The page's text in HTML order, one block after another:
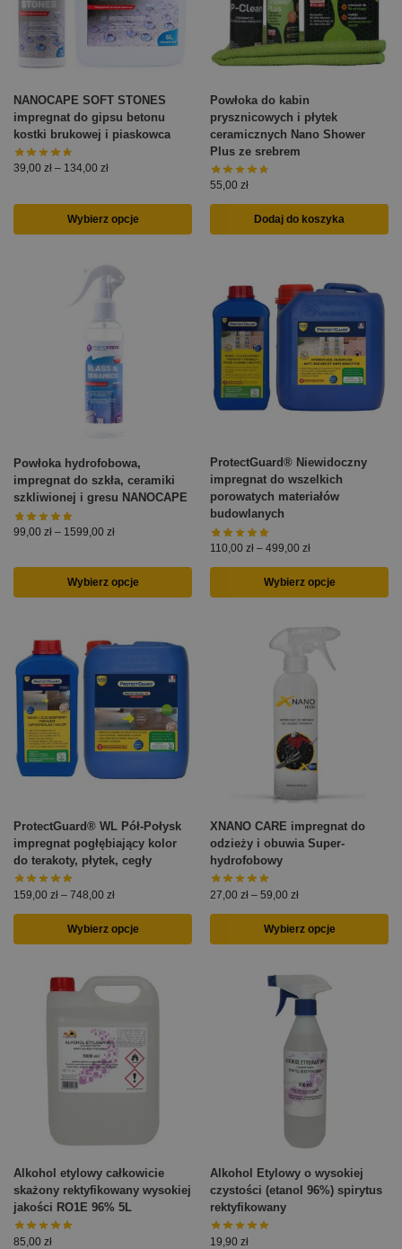
NANOCAPE SOFT STONES
impregnat do gipsu betonu
kostki brukowej i piaskowca
39,00 zł – 134,00 zł
Wybierz opcje
Powłoka do kabin
prysznicowych i płytek
ceramicznych Nano Shower
Plus ze srebrem
55,00 zł
Dodaj do koszyka
Powłoka hydrofobowa,
impregnat do szkła, ceramiki
szkliwionej i gresu NANOCAPE
99,00 zł – 1599,00 zł
Wybierz opcje
ProtectGuard® Niewidoczny
impregnat do wszelkich
porowatych materiałów
budowlanych
110,00 zł – 499,00 zł
Wybierz opcje
ProtectGuard® WL Pół-Połysk
impregnat pogłębiający kolor
do terakoty, płytek, cegły
159,00 zł – 748,00 zł
Wybierz opcje
XNANO CARE impregnat do
odzieży i obuwia Super-
hydrofobowy
27,00 zł – 59,00 zł
Wybierz opcje
Alkohol etylowy całkowicie
skażony rektyfikowany wysokiej
jakości RO1E 96% 5L
85,00 zł
Alkohol Etylowy o wysokiej
czystości (etanol 96%) spirytus
rektyfikowany
19,90 zł